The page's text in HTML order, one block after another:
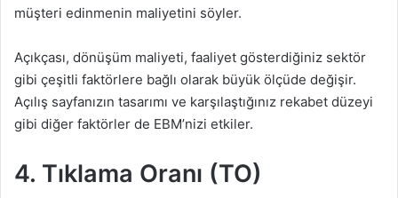
müşteri edinmenin maliyetini söyler.
Açıkçası, dönüşüm maliyeti, faaliyet gösterdiğiniz sektör
gibi çeşitli faktörlere bağlı olarak büyük ölçüde değişir.
Açılış sayfanızın tasarımı ve karşılaştığınız rekabet düzeyi
gibi diğer faktörler de EBM’nizi etkiler.
4. Tıklama Oranı (TO)